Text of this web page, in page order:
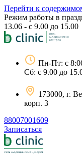
Перейти к
Режим работы в
13.06 - с 9.00 до 15.00
Пн-Пт: с
Сб: с 9.00 до
173000, г.
корп. 3
88007001609
Записаться